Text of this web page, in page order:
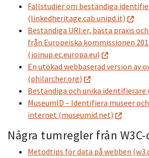
Fallstudier om beständiga
(linkedheritage.cab.unipd.it)
Beständiga URI:er, bästa praxis
från Europeiska kommissionen
(joinup.ec.europa.eu)
En utökad webbaserad version av
(philarcher.org)
Beständiga och unika identifierare
MuseumID – Identifiera museer
internet (museumid.net)
Några tumregler från
Metodtips för data på webben